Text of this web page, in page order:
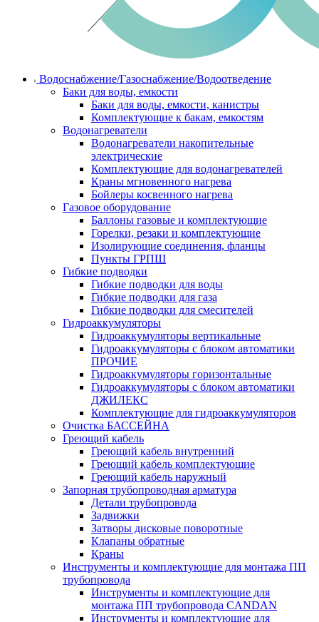
Водоснабжение/Газоснабжение/Водоотведение
Баки для воды, емкости
Баки для воды, емкости, канистры
Комплектующие к бакам, емкостям
Водонагреватели
Водонагреватели накопительные
электрические
Комплектующие для водонагревателей
Краны мгновенного нагрева
Бойлеры косвенного нагрева
Газовое оборудование
Баллоны газовые и комплектующие
Горелки, резаки и комплектующие
Изолирующие соединения, фланцы
Пункты ГРПШ
Гибкие подводки
Гибкие подводки для воды
Гибкие подводки для газа
Гибкие подводки для смесителей
Гидроаккумуляторы
Гидроаккумуляторы вертикальные
Гидроаккумуляторы с блоком автоматики
ПРОЧИЕ
Гидроаккумуляторы горизонтальные
Гидроаккумуляторы с блоком автоматики
ДЖИЛЕКС
Комплектующие для гидроаккумуляторов
Очистка БАССЕЙНА
Греющий кабель
Греющий кабель внутренний
Греющий кабель комплектующие
Греющий кабель наружный
Запорная трубопроводная арматура
Детали трубопровода
Задвижки
Затворы дисковые поворотные
Клапаны обратные
Краны
Инструменты и комплектующие для монтажа ПП
трубопровода
Инструменты и комплектующие для
монтажа ПП трубопровода CANDAN
Инструменты и комплектующие для